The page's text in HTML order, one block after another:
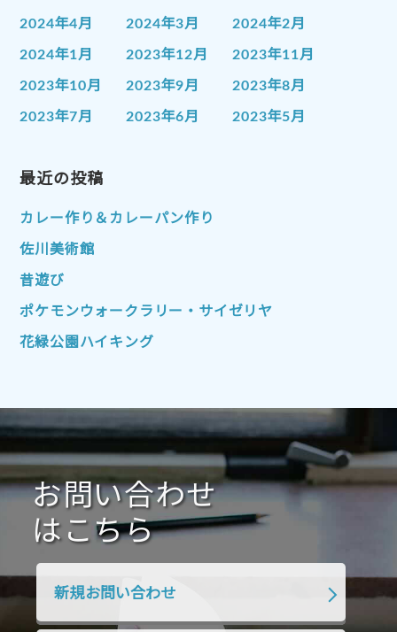
2024年4月 2024年3月 2024年2月
2024年1月 2023年12月 2023年11月
2023年10月 2023年9月 2023年8月
2023年7月 2023年6月 2023年5月
2023年1月
2022年10月 2022年9月
2022年7月
2022年4月
2022年1月 2021年12月 2021年11月
2021年10月 2021年9月
2021年1月 2020年12月 2020年11月
2020年10月 2020年9月 2020年8月
2020年7月 2020年6月 2020年5月
2020年4月 2020年3月 2020年2月
2019年10月 2019年9月
最近の投稿
カレー作り＆カレーパン作り
佐川美術館
昔遊び
ポケモンウォークラリー・サイゼリヤ
花緑公園ハイキング
お問い合わせ
はこちら
新規お問い合わせ